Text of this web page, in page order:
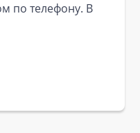
по телефону. В